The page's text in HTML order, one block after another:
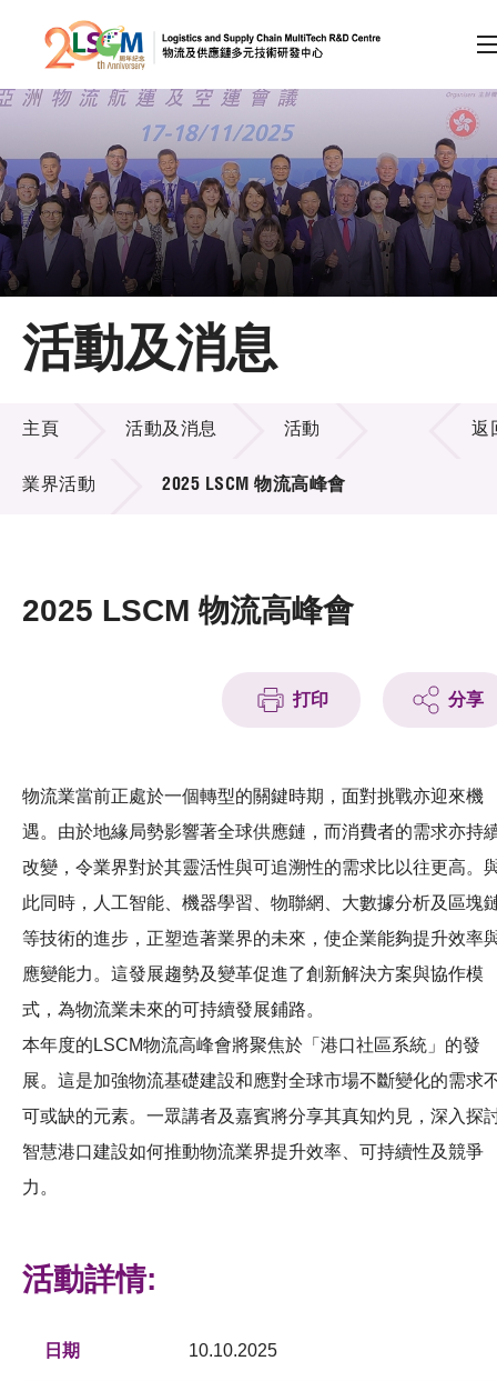
跳到內容（按回車鍵）
會員登入
A A EN 繁 简
主頁
關於LSCM
技術商品化
項目及資助計劃
活動及消息
科技分享
會籍
活動及消息
活動及消息
主頁 活動及消息 活動
業界活動 2025 LSCM 物流高峰會
返
2025 LSCM 物流高峰會
打印 分享
物流業當前正處於一個轉型的關鍵時期，面對挑戰亦迎來機
遇。由於地緣局勢影響著全球供應鏈，而消費者的需求亦持
改變，令業界對於其靈活性與可追溯性的需求比以往更高。
此同時，人工智能、機器學習、物聯網、大數據分析及區塊
等技術的進步，正塑造著業界的未來，使企業能夠提升效率
應變能力。這發展趨勢及變革促進了創新解決方案與協作模
式，為物流業未來的可持續發展鋪路。
本年度的LSCM物流高峰會將聚焦於「港口社區系統」的發
展。這是加強物流基礎建設和應對全球市場不斷變化的需求
可或缺的元素。一眾講者及嘉賓將分享其真知灼見，深入探
智慧港口建設如何推動物流業界提升效率、可持續性及競爭
力。
活動詳情:
日期 10.10.2025